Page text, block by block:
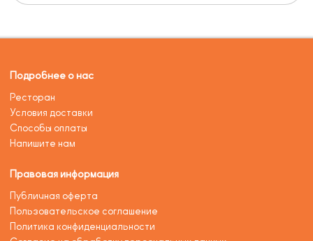
Подробнее о нас
Ресторан
Условия доставки
Способы оплаты
Напишите нам
Правовая информация
Публичная оферта
Пользовательское соглашение
Политика конфиденциальности